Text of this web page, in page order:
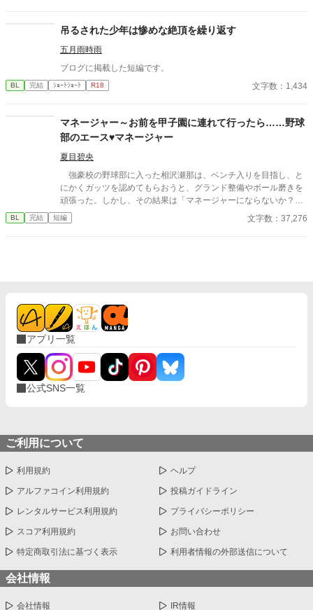
ての誇りを壊すほどに甘く、逃れられないほどに深い。 だが、篠
原の視線の奥に宿るのは、ただの欲望ではなかった。 そこには、
から思ってたんです。 あなたが誰かに“支配される”ところ、き
っと綺麗だろうなって」 支配する側だったはずの男が、 支配され
た榊は、もう戻れない。 快楽に溺れるその瞬間まで、彼を待つの
は破滅か、それとも救いか。 ――これは、ひとりの上司が“愛”と
吊るされた少年は惨めな絶頂を繰り返す
五月雨時雨
ブログに掲載した短編です。
BL 完結 ｼｮｰﾄｼｮｰﾄ R18 文字数：1,434
マネージャー～お前を甲子園に連れて行ったら……野球
部のエース♥マネージャー
夏目碧央
強豪校の野球部に入った相沢瀬那は、ベンチ入りを目指し、と
にかくガッツを認めてもらおうと、グランド整備やボール磨きを
頑張った。しかし、その結果は「マネージャーにならないか？」
という監督からの言葉。瀬那は葛藤の末、マネージャーに転身す
る。 一方、才能溢れるピッチャーの戸田遼悠。瀬那は遼悠の才
BL 完結 短編 文字数：37,276
アプリ一覧
公式SNS一覧
ご利用について
利用規約 ヘルプ
アルファコイン利用規約 投稿ガイドライン
レンタルサービス利用規約 プライバシーポリシー
スコア利用規約 お問い合わせ
特定商取引法に基づく表示 利用者情報の外部送信について
会社情報
会社情報 IR情報